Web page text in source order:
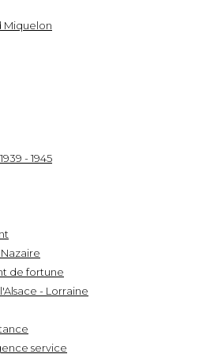
Miquelon
- 1945
de fortune
- Lorraine
service